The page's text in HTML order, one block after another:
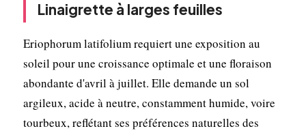
Linaigrette à larges feuilles
Eriophorum latifolium requiert une exposition au
soleil pour une croissance optimale et une floraison
abondante d'avril à juillet. Elle demande un sol
argileux, acide à neutre, constamment humide, voire
tourbeux, reflétant ses préférences naturelles des